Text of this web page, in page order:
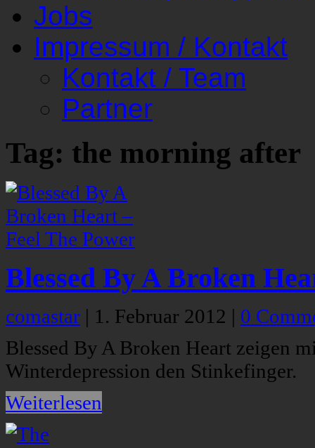
Jobs
Impressum / Kontakt
Kontakt / Team
Partner
Tag: the morning after
Blessed By A Broken
comastar | 1. Februar 2012 | 0
Blessed By A Broken Heart zeigen
Winterdepression den Stinkefinger.
Weiterlesen